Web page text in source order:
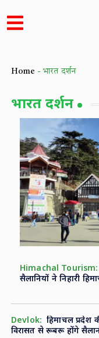
Home - भारत दर्शन
भारत दर्शन
Himachal Tourism:
सैलानियों ने निहारी
Devlok: हिमाचल प्रदेश
विरासत से रूबरू होंगे